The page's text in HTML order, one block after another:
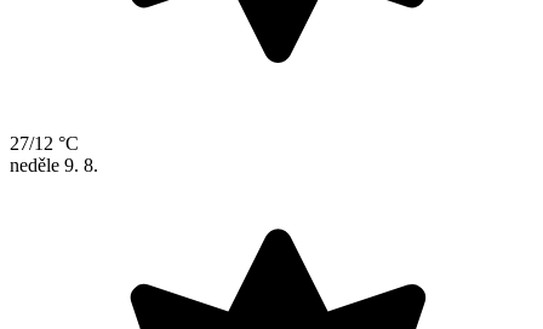
27/12 °C
neděle 9. 8.